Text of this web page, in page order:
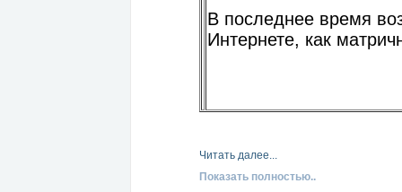
В последнее время
Интернете, как
Читать далее...
Показать полностью..